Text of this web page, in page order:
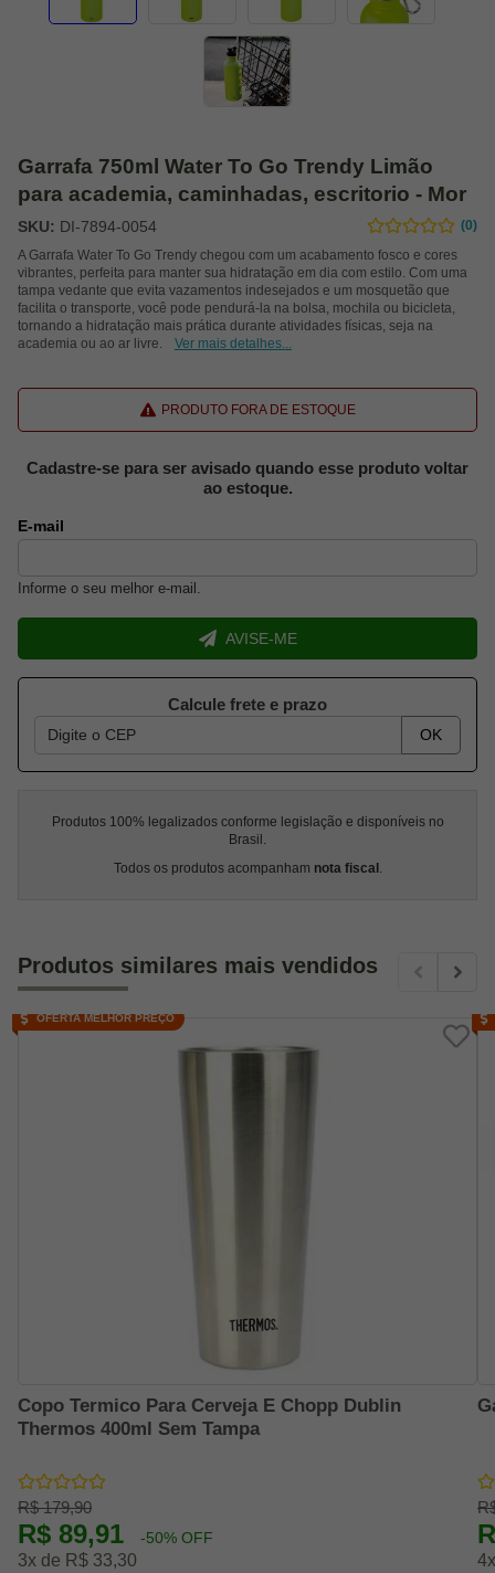
Garrafa 750ml Water To Go Trendy Limão
para academia, caminhadas, escritorio - Mor
SKU: DI-7894-0054
(0)
A Garrafa Water To Go Trendy chegou com um acabamento fosco e cores
vibrantes, perfeita para manter sua hidratação em dia com estilo. Com uma
tampa vedante que evita vazamentos indesejados e um mosquetão que
facilita o transporte, você pode pendurá-la na bolsa, mochila ou bicicleta,
tornando a hidratação mais prática durante atividades físicas, seja na
academia ou ao ar livre.
Ver mais detalhes...
PRODUTO FORA DE ESTOQUE
Cadastre-se para ser avisado quando esse produto voltar
ao estoque.
E-mail
Informe o seu melhor e-mail.
AVISE-ME
Calcule frete e prazo
OK
Produtos 100% legalizados conforme legislação e disponíveis no
Brasil.
Todos os produtos acompanham nota fiscal.
Produtos similares mais vendidos
Copo Termico Para Cerveja E Chopp Dublin
Thermos 400ml Sem Tampa
R$ 179,90
R$ 89,91 -50% OFF
3x de R$ 33,30
OFERTA MELHOR PREÇO